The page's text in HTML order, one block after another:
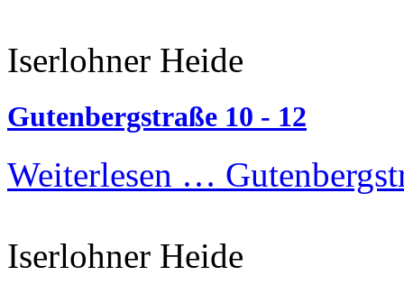
Iserlohner Heide
Gutenbergstraße 10 - 12
Weiterlesen …
Iserlohner Heide